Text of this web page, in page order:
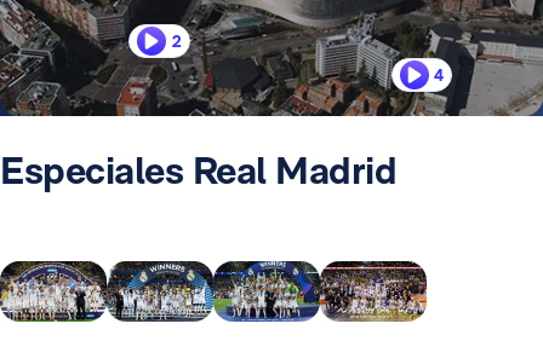
2
4
Especiales Real Madrid